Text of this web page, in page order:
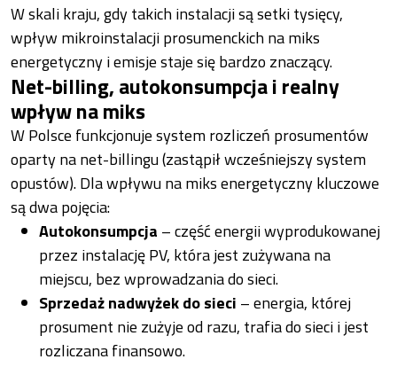
W skali kraju, gdy takich instalacji są setki tysięcy,
wpływ mikroinstalacji prosumenckich na miks
energetyczny i emisje staje się bardzo znaczący.
Net-billing, autokonsumpcja i realny
wpływ na miks
W Polsce funkcjonuje system rozliczeń prosumentów
oparty na net-billingu (zastąpił wcześniejszy system
opustów). Dla wpływu na miks energetyczny kluczowe
są dwa pojęcia:
Autokonsumpcja – część energii wyprodukowanej
przez instalację PV, która jest zużywana na
miejscu, bez wprowadzania do sieci.
Sprzedaż nadwyżek do sieci – energia, której
prosument nie zużyje od razu, trafia do sieci i jest
rozliczana finansowo.